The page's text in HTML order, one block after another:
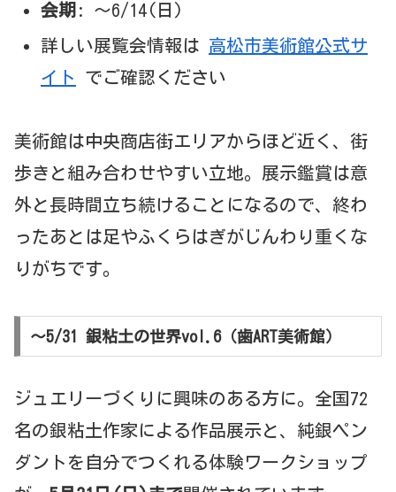
会期 : 〜6/14(日)
詳しい展覧会情報は 高松市美術館公式サ
イト
でご確認ください
美術館は中央商店街エリアからほど近く、街
歩きと組み合わせやすい立地。展示鑑賞は意
外と長時間立ち続けることになるので、終わ
ったあとは足やふくらはぎがじんわり重くな
りがちです。
〜5/31 銀粘土の世界vol.6（歯ART美術館）
ジュエリーづくりに興味のある方に。全国72
名の銀粘土作家による作品展示と、純銀ペン
ダントを自分でつくれる体験ワークショップ